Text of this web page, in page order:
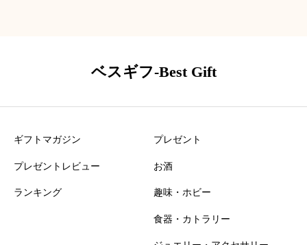
ベスギフ-Best Gift
ギフトマガジン
プレゼントレビュー
ランキング
プレゼント
お酒
趣味・ホビー
食器・カトラリー